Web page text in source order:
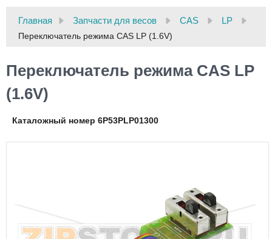
Главная Запчасти для весов CAS LP
Переключатель режима CAS LР (1.6V)
Переключатель режима CAS LР
(1.6V)
Каталожный номер 6P53PLP01300